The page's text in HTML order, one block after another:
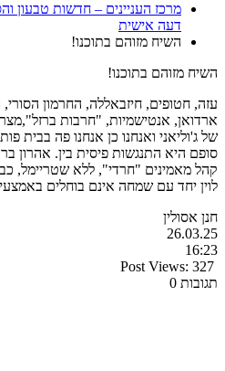
מרכז העניינים – חדשות טבעון
דעה אישית
השיח מזוהם בתוכנו!
השיח מזוהם בתוכנו!
עזה, חטופים, חיזבאללה, החרמון הסורי,
ארדואן, אנטישמיות, "חרבות
של ג'וליאני ואנחנו כן אנחנו פה בבית
סופם היא התנגשות פיסית בין. אהרון
קהל מאמינים "חרדי", ללא שטריימל,
לוין יחד עם שמחה אינם בוחלים
חנן אסולין
26.03.25
16:23
Post Views: 327
תגובות 0